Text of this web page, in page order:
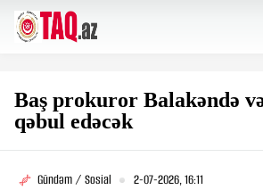
Baş prokuror Balakəndə
qəbul edəcək
Gündəm / Sosial 2-07-2026, 16:11